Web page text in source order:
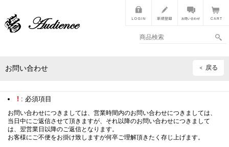
お問い合わせ 戻る
! : 必須項目
お問い合わせにつきましては、営業時間内のお問い合わせにつきましては、
当日中にご返信させて頂きますが、それ以降のお問い合わせにつきまして
は、翌営業日以降のご返信となります。
お客様にご不便をお掛け致しますが何卒ご理解頂きたく存じ上げます。